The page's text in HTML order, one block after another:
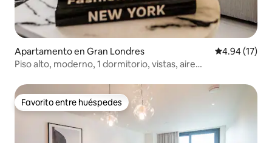
Apartamento en Gran Londres Calificación
4.94 (17)
Piso alto, moderno, 1 dormitorio, vistas, aire
Favorito entre huéspedes
Favorito entre huéspedes